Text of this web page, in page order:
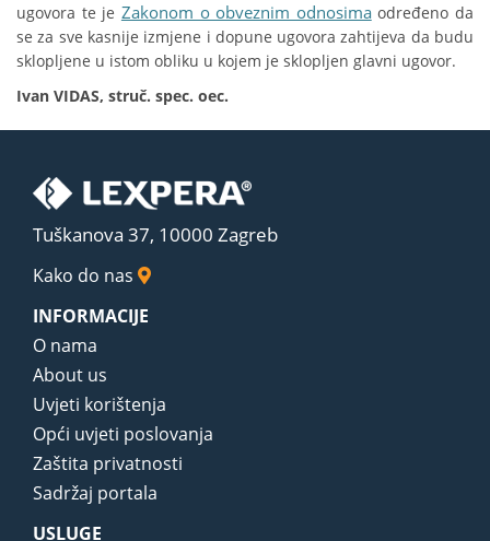
ugovora te je Zakonom o obveznim odnosimaodređeno da
se za sve kasnije izmjene i dopune ugovora zahtijeva da budu
sklopljene u istom obliku u kojem je sklopljen glavni ugovor.
Ivan VIDAS, struč. spec. oec.
Tuškanova 37, 10000 Zagreb
Kako do nas
INFORMACIJE
O nama
About us
Uvjeti korištenja
Opći uvjeti poslovanja
Zaštita privatnosti
Sadržaj portala
USLUGE